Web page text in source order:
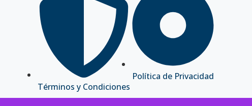
Términos y Condiciones
Política de Privacidad